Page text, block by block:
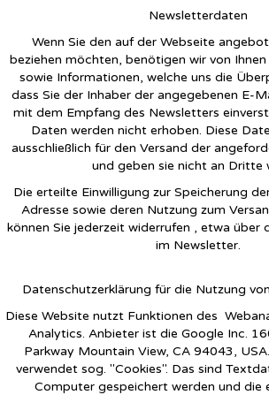
Newsletterdaten
Wenn Sie den auf der Webseite
beziehen möchten, benötigen wir von
sowie Informationen, welche uns die
dass Sie der Inhaber der angegebenen E-
mit dem Empfang des Newsletters
Daten werden nicht erhoben. Diese
ausschließlich für den Versand der
und geben sie nicht an Dritte
Die erteilte Einwilligung zur Speicherung
Adresse sowie deren Nutzung zum
können Sie jederzeit widerrufen , etwa über
im Newsletter.
Datenschutzerklärung für die Nutzung
Diese Website nutzt Funktionen des
Analytics. Anbieter ist die Google Inc.
Parkway Mountain View, CA 94043,
verwendet sog. "Cookies". Das sind
Computer gespeichert werden und die